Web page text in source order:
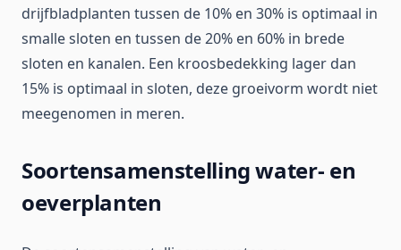
drijfbladplanten tussen de 10% en 30% is optimaal in
smalle sloten en tussen de 20% en 60% in brede
sloten en kanalen. Een kroosbedekking lager dan
15% is optimaal in sloten, deze groeivorm wordt niet
meegenomen in meren.
Soortensamenstelling water- en
oeverplanten